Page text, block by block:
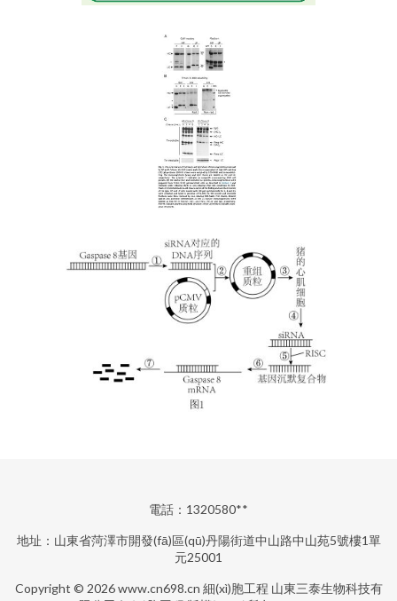
電話：1320580**
地址：山東省菏澤市開發(fā)區(qū)丹陽街道中山路中山苑5號樓1單
元25001
Copyright © 2026www.cn698.cn 細(xì)胞工程 山東三泰生物科技有